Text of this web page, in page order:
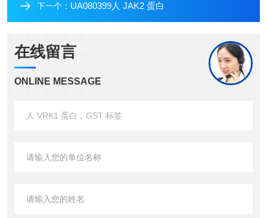
下一个： UA080399人 JAK2 蛋白
在线留言
ONLINE MESSAGE